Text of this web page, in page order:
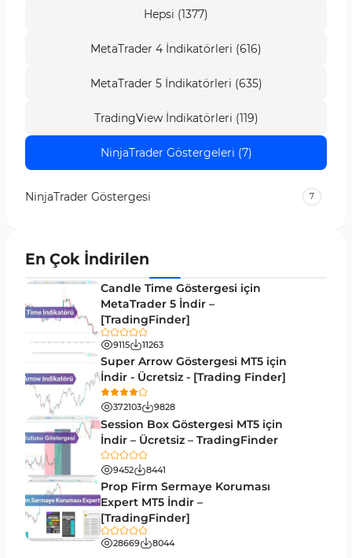
Hepsi (1377)
MetaTrader 4 İndikatörleri (616)
MetaTrader 5 İndikatörleri (635)
TradingView İndikatörleri (119)
NinjaTrader Göstergeleri (7)
NinjaTrader Göstergesi 7
En Çok İndirilen
Candle Time Göstergesi için
MetaTrader 5 İndir –
[TradingFinder]
9115 11263
Super Arrow Göstergesi MT5 için
İndir - Ücretsiz - [Trading Finder]
372103 9828
Session Box Göstergesi MT5 için
İndir – Ücretsiz – TradingFinder
9452 8441
Prop Firm Sermaye Koruması
Expert MT5 İndir –
[TradingFinder]
28669 8044